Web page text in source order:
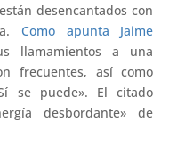
desencantados con
Como apunta Jaime
llamamientos a una
frecuentes, así como
se puede». El citado
desbordante» de